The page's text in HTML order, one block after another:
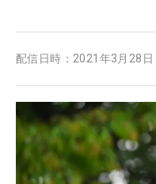
配信日時： 2021年3月28日